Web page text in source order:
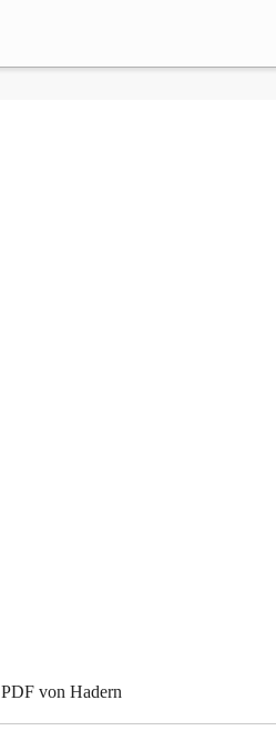
PDF von Hadern